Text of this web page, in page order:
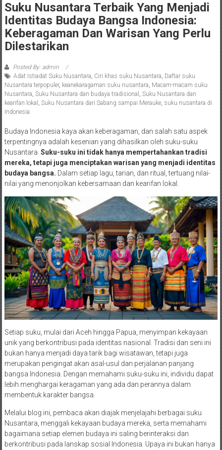
Suku Nusantara Terbaik Yang Menjadi
Identitas Budaya Bangsa Indonesia:
Keberagaman Dan Warisan Yang Perlu
Dilestarikan
Posted By: admin
Adat Istiadat Suku Nusantara, Ciri khas suku Nusantara, Daftar suku
Nusantara terpopuler, keanekaragaman suku nusantara, Macam-macam suku
Nusantara, Suku Nusantara dan budaya tradisional , Suku Nusantara dan
kearifan lokal , Suku Nusantara dari Sabang sampai Merauke, suku nusantara di
Indonesia
Budaya Indonesia kaya akan keberagaman, dan salah satu aspek
terpentingnya adalah kesenian yang dihasilkan oleh suku-suku
Nusantara. Suku-suku ini tidak hanya mempertahankan tradisi
mereka, tetapi juga menciptakan warisan yang menjadi identitas
budaya bangsa. Dalam setiap lagu, tarian, dan ritual, tertuang nilai-
nilai yang menonjolkan kebersamaan dan kearifan lokal.
Setiap suku, mulai dari Aceh hingga Papua, menyimpan kekayaan
unik yang berkontribusi pada identitas nasional. Tradisi dan seni ini
bukan hanya menjadi daya tarik bagi wisatawan, tetapi juga
merupakan pengingat akan asal-usul dan perjalanan panjang
bangsa Indonesia. Dengan memahami suku-suku ini, individu dapat
lebih menghargai keragaman yang ada dan perannya dalam
membentuk karakter bangsa.
Melalui blog ini, pembaca akan diajak menjelajahi berbagai suku
Nusantara, menggali kekayaan budaya mereka, serta memahami
bagaimana setiap elemen budaya ini saling berinteraksi dan
berkontribusi pada lanskap sosial Indonesia. Upaya ini bukan hanya